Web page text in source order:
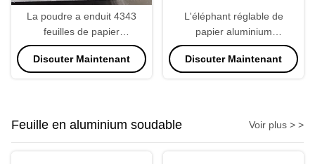
La poudre a enduit 4343
feuilles de papier
d'aluminium pour l'aileron de
radiateur
Discuter Maintenant
L'éléphant réglable de
papier aluminium
d'épaisseur de H22 2mm-
4mm roulent résistant
Discuter Maintenant
Feuille en aluminium soudable Voir plus > >